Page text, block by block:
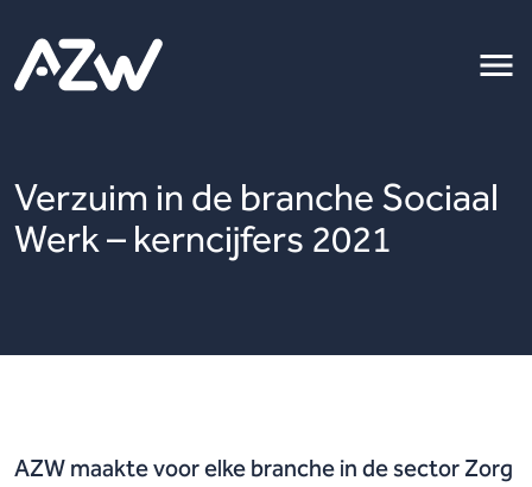
Verzuim in de branche Sociaal
Werk – kerncijfers 2021
AZW maakte voor elke branche in de sector Zorg